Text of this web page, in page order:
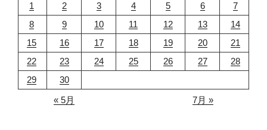
1
2 3 4 5 6
7
8
9 10 11 12 13
14
15
16 17 18 19 20
21
22
23 24 25 26 27
28
29
30
« 5月
7月 »